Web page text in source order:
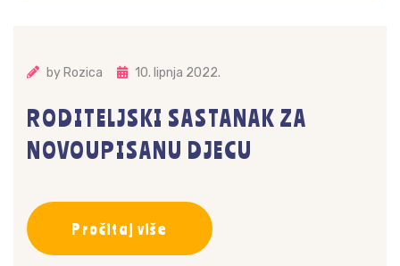
by Rozica 10. lipnja 2022.
RODITELJSKI SASTANAK ZA
NOVOUPISANU DJECU
Pročitaj više